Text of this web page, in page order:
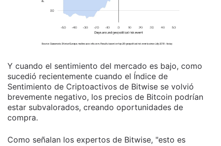
Y cuando el sentimiento del mercado es bajo, como
sucedió recientemente cuando el Índice de
Sentimiento de Criptoactivos de Bitwise se volvió
brevemente negativo, los precios de Bitcoin podrían
estar subvalorados, creando oportunidades de
compra.
Como señalan los expertos de Bitwise, "esto es